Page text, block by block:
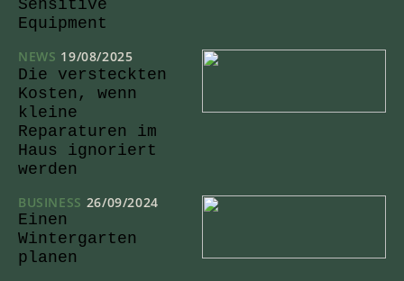
Sensitive
Equipment
NEWS 19/08/2025
Die versteckten
Kosten, wenn
kleine
Reparaturen im
Haus ignoriert
werden
BUSINESS 26/09/2024
Einen
Wintergarten
planen